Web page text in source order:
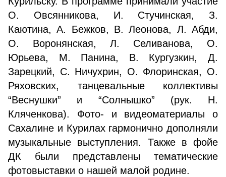
О. Овсянникова, И. Стучинская, З.
Каютина, А. Бежков, В. Леонова, Л. Абди,
О. Воронянская, Л. Селиванова, О.
Юрьева, М. Панина, В. Кургузкин, Д.
Зарецкий, С. Ничухрин, О. Флоринская, О.
Ряховских, танцевальные коллективы
“Веснушки” и “Солнышко” (рук. Н.
Кляченкова). Фото- и видеоматериалы о
Сахалине и Курилах гармонично дополняли
музыкальные выступления. Также в фойе
ДК были представлены тематические
фотовыставки о нашей малой родине.